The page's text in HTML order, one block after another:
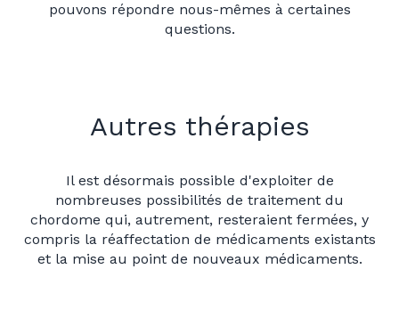
pouvons répondre nous-mêmes à certaines
questions.
Autres thérapies
Il est désormais possible d'exploiter de
nombreuses possibilités de traitement du
chordome qui, autrement, resteraient fermées, y
compris la réaffectation de médicaments existants
et la mise au point de nouveaux médicaments.